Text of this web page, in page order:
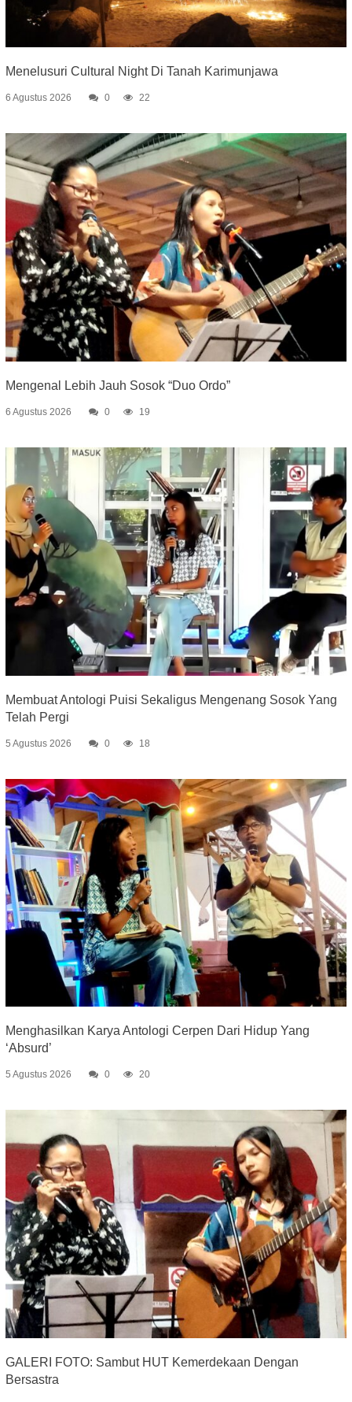
Menelusuri Cultural Night Di Tanah Karimunjawa
6 Agustus 2026 0 22
Mengenal Lebih Jauh Sosok “Duo Ordo”
6 Agustus 2026 0 19
Membuat Antologi Puisi Sekaligus Mengenang Sosok Yang
Telah Pergi
5 Agustus 2026 0 18
Menghasilkan Karya Antologi Cerpen Dari Hidup Yang
‘Absurd’
5 Agustus 2026 0 20
GALERI FOTO: Sambut HUT Kemerdekaan Dengan
Bersastra